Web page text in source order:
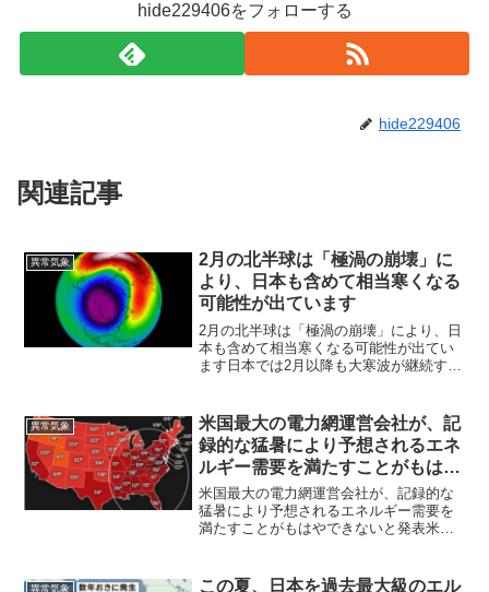
hide229406をフォローする
hide229406
関連記事
異常気象
2月の北半球は「極渦の崩壊」に
より、日本も含めて相当寒くなる
可能性が出ています
2月の北半球は「極渦の崩壊」により、日
本も含めて相当寒くなる可能性が出てい
ます日本では2月以降も大寒波が継続する
る可能性がある「極渦の崩壊」について
記事にしています。...
異常気象
米国最大の電力網運営会社が、記
録的な猛暑により予想されるエネ
ルギー需要を満たすことがもはや
できないと発表
米国最大の電力網運営会社が、記録的な
猛暑により予想されるエネルギー需要を
満たすことがもはやできないと発表米東
じた緊急措置を取ることで、現在のとこ
異常気象
この夏、日本を過去最大級のエル